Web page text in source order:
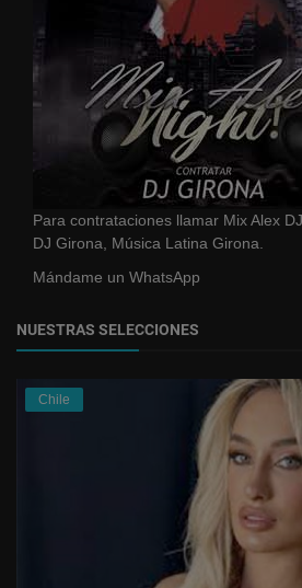
Para contrataciones llamar Mix Alex DJ.
DJ Girona, Música Latina Girona.
Mándame un WhatsApp
NUESTRAS SELECCIONES
Chile